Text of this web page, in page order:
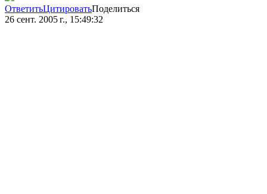
ОтветитьЦитироватьПоделиться
26 сент. 2005 г., 15:49:32